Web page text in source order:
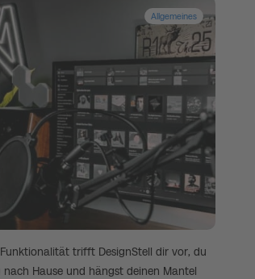
Allgemeines
trifft DesignStell dir vor, du
Hause und hängst deinen Mantel